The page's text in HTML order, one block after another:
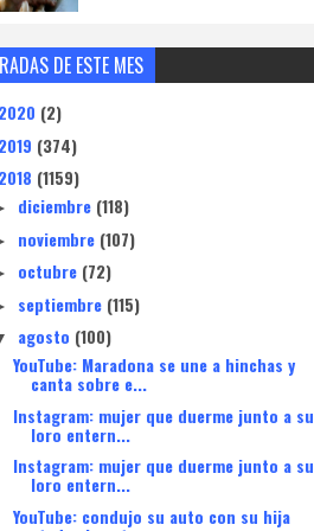
DE ESTE MES
2020 (2)
2019 (374)
2018 (1159)
diciembre (118)
noviembre (107)
octubre (72)
septiembre (115)
agosto (100)
YouTube: Maradona se une a hinchas y
canta sobre e...
Instagram: mujer que duerme junto a su
loro entern...
Instagram: mujer que duerme junto a su
loro entern...
YouTube: condujo su auto con su hija